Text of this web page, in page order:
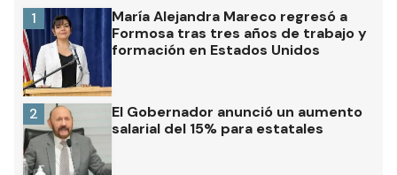
María Alejandra Mareco regresó a
Formosa tras tres años de trabajo y
formación en Estados Unidos
1
El Gobernador anunció un aumento
salarial del 15% para estatales
2